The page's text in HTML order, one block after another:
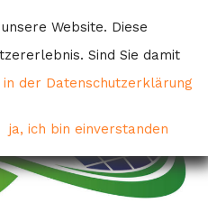
Website. Diese
Sind Sie damit
der Datenschutzerklärung
ja, ich bin einverstanden